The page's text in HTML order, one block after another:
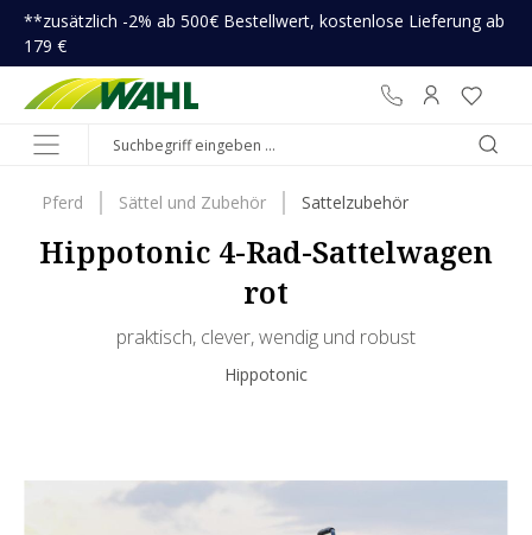
springen
**zusätzlich -2% ab 500€ Bestellwert, kostenlose Lieferung ab
179 €
Pferd Sättel und Zubehör Sattelzubehör
Hippotonic 4-Rad-Sattelwagen
rot
praktisch, clever, wendig und robust
Hippotonic